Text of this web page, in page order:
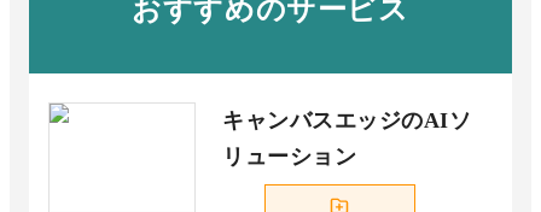
おすすめのサービス
キャンバスエッジのAIソ
リューション